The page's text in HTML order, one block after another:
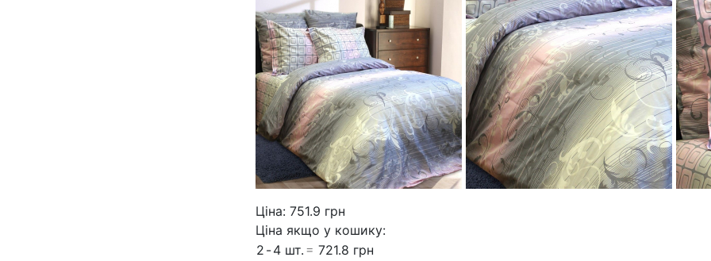
Ціна: 751.9 грн
Ціна якщо у кошику:
2 -4 шт. = 721.8 грн